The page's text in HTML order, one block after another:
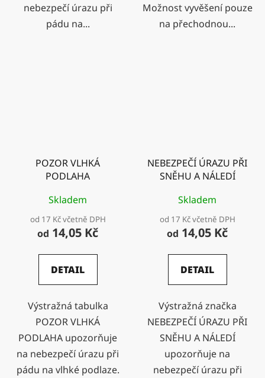
nebezpečí úrazu při
pádu na...
Možnost vyvěšení pouze
na přechodnou...
POZOR VLHKÁ
PODLAHA
Skladem
od 17 Kč včetně DPH
od 14,05 Kč
DETAIL
Výstražná tabulka
POZOR VLHKÁ
PODLAHA upozorňuje
na nebezpečí úrazu při
pádu na vlhké podlaze.
NEBEZPEČÍ ÚRAZU PŘI
SNĚHU A NÁLEDÍ
Skladem
od 17 Kč včetně DPH
od 14,05 Kč
DETAIL
Výstražná značka
NEBEZPEČÍ ÚRAZU PŘI
SNĚHU A NÁLEDÍ
upozorňuje na
nebezpečí úrazu při